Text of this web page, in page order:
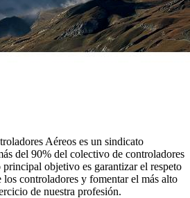
Aéreos es un sindicato
del 90% del colectivo de controladores
principal objetivo es garantizar el respeto
los controladores y fomentar el más alto
de nuestra profesión.